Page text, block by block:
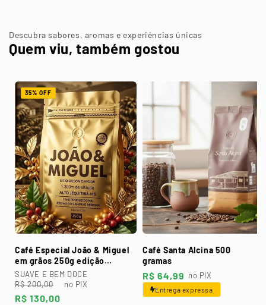
Descubra sabores, aromas e experiências únicas
Quem viu, também gostou
35% OFF
Café Especial João & Miguel
em grãos 250g edição
dourada
SUAVE E BEM DOCE
Preço
normal
R$ 200,00
Preço
promocional
R$ 130,00
no PIX
Café Santa Alcina 500
gramas
Preço
normal
R$ 64,99 no PIX
Entrega expressa